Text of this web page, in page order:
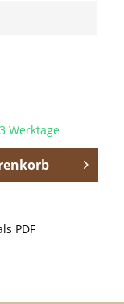
Werktage
PDF